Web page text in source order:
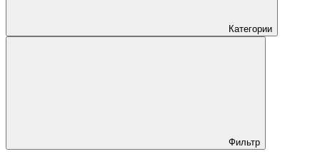
Категории
Фильтр